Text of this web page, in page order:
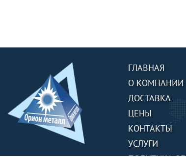
ГЛАВНАЯ
О КОМПАНИИ
ДОСТАВКА
ЦЕНЫ
КОНТАКТЫ
УСЛУГИ